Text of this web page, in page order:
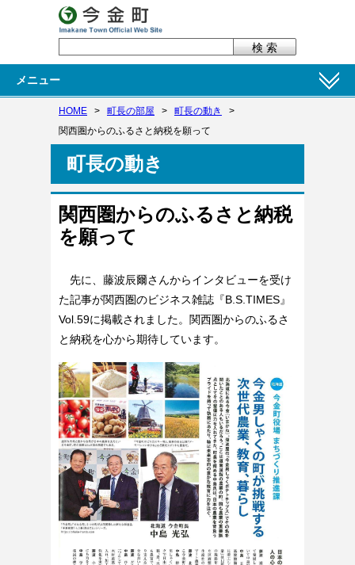
メニュー
HOME > 町長の部屋 > 町長の動き
>
関西圏からのふるさと納税を願って
町長の動き
関西圏からのふるさと納税
を願って
先に、藤波辰爾さんからインタビューを受け
た記事が関西圏のビジネス雑誌『B.S.TIMES』
Vol.59に掲載されました。関西圏からのふるさ
と納税を心から期待しています。